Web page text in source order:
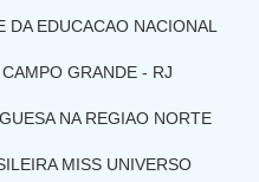
EDUCACAO NACIONAL
GRANDE - RJ
NA REGIAO NORTE
MISS UNIVERSO